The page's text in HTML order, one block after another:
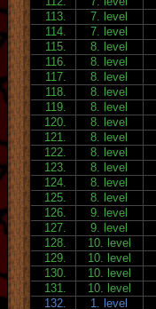
113.
7. level
114.
7. level
115.
8. level
116.
8. level
117.
8. level
118.
8. level
119.
8. level
120.
8. level
121.
8. level
122.
8. level
123.
8. level
124.
8. level
125.
8. level
126.
9. level
127.
9. level
128.
10. level
129.
10. level
130.
10. level
131.
10. level
132.
1. level